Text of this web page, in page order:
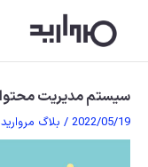
سیستم مدیریت محتوا CMS چیست؟
2022/05/19
/ بلاگ مروارید